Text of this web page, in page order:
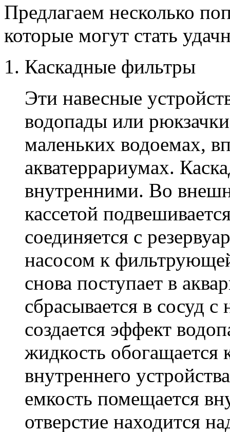
Предлагаем несколько
которые могут стать
Каскадные фильтры
Эти навесные
водопады или
маленьких водоемах,
акватеррариумах.
внутренними. Во
кассетой
соединяется с
насосом к
снова поступает в
сбрасывается в сосуд
создается эффект
жидкость
внутреннего
емкость помещается
отверстие находится